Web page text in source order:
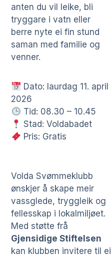
anten du vil leike, bli
tryggare i vatn eller
berre nyte ei fin stund
saman med familie og
venner.
Dato: laurdag 11. april
2026
Tid: 08.30 – 10.45
Stad: Voldabadet
Pris: Gratis
Volda Svømmeklubb
ønskjer å skape meir
vassglede, tryggleik og
fellesskap i lokalmiljøet.
Med støtte frå
Gjensidige Stiftelsen
kan klubben invitere til ei